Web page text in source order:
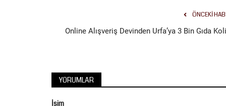
ÖNCEKI
Online Alışveriş Devinden Urfa’ya 3 Bin Gıda
YORUMLAR
İsim